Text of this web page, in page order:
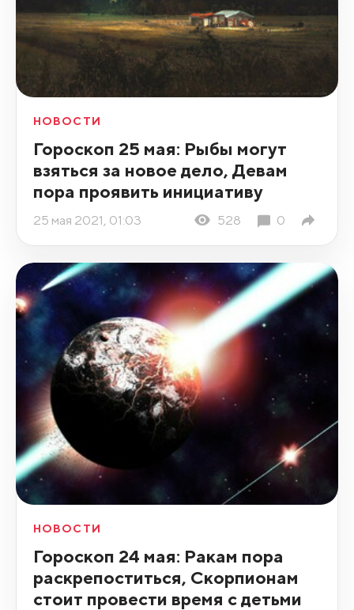
НОВОСТИ
Гороскоп 25 мая: Рыбы могут
взяться за новое дело, Девам
пора проявить инициативу
25 мая 2021, 01:03 528 0
НОВОСТИ
Гороскоп 24 мая: Ракам пора
раскрепоститься, Скорпионам
стоит провести время с детьми